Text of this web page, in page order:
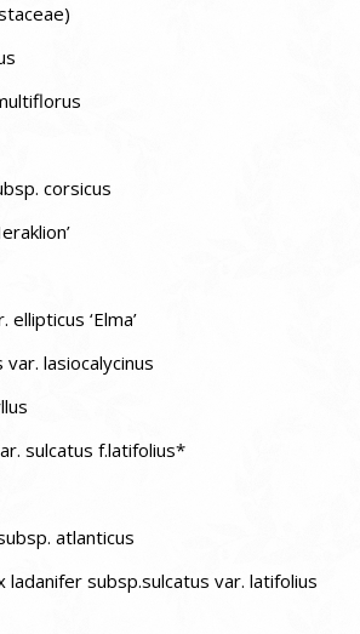
corsicus
‘Elma’
lasiocalycinus
sulcatus f.latifolius*
atlanticus
ladanifer subsp.sulcatus var. latifolius